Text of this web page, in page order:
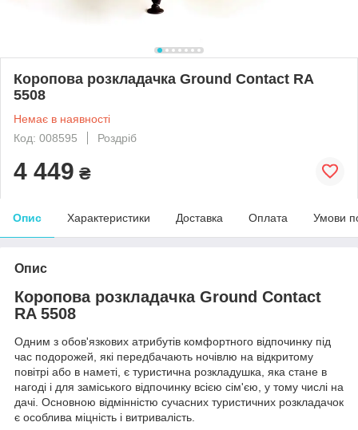
Коропова розкладачка Ground Contact RA
5508
Немає в наявності
Код: 008595
Роздріб
4 449 ₴
Опис Характеристики Доставка Оплата Умови
Опис
Коропова розкладачка Ground Contact
RA 5508
Одним з обов'язкових атрибутів комфортного відпочинку під
час подорожей, які передбачають ночівлю на відкритому
повітрі або в наметі, є туристична розкладушка, яка стане в
нагоді і для заміського відпочинку всією сім'єю, у тому числі на
дачі. Основною відмінністю сучасних туристичних розкладачок
є особлива міцність і витривалість.